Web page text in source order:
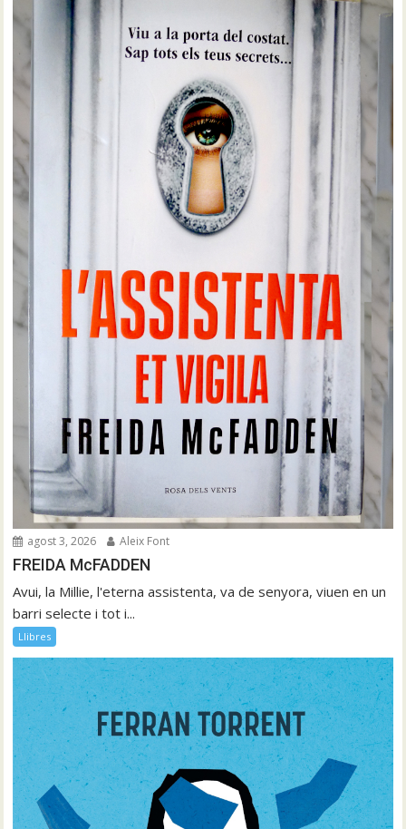
agost 3, 2026 Aleix Font
FREIDA McFADDEN
Avui, la Millie, l'eterna assistenta, va de senyora, viuen en un
barri selecte i tot i...
Llibres